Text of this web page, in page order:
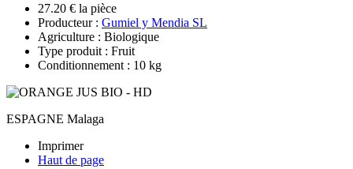
27.20 € la pièce
Producteur : Gumiel y Mendia SL
Agriculture : Biologique
Type produit : Fruit
Conditionnement : 10 kg
ESPAGNE Malaga
Imprimer
Haut de page